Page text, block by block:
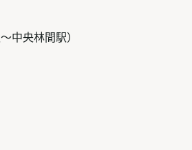
中央林間駅）